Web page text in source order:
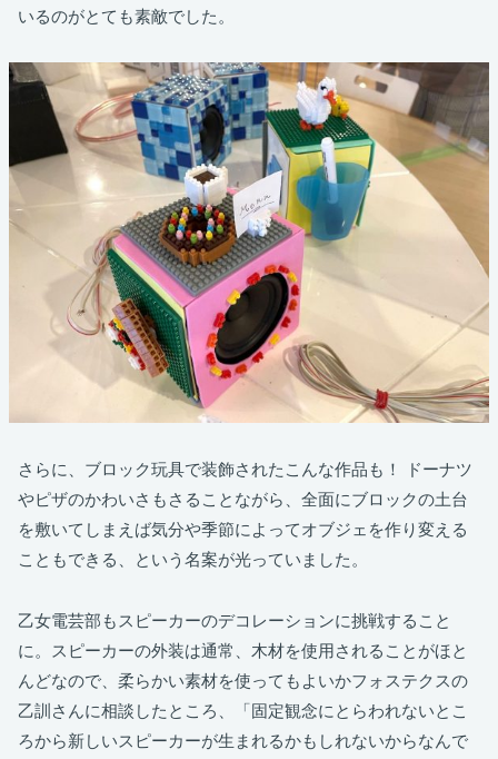
いるのがとても素敵でした。
さらに、ブロック玩具で装飾されたこんな作品も！ ドーナツ
やピザのかわいさもさることながら、全面にブロックの土台
を敷いてしまえば気分や季節によってオブジェを作り変える
こともできる、という名案が光っていました。
乙女電芸部もスピーカーのデコレーションに挑戦すること
に。スピーカーの外装は通常、木材を使用されることがほと
んどなので、柔らかい素材を使ってもよいかフォステクスの
乙訓さんに相談したところ、「固定観念にとらわれないとこ
ろから新しいスピーカーが生まれるかもしれないからなんで